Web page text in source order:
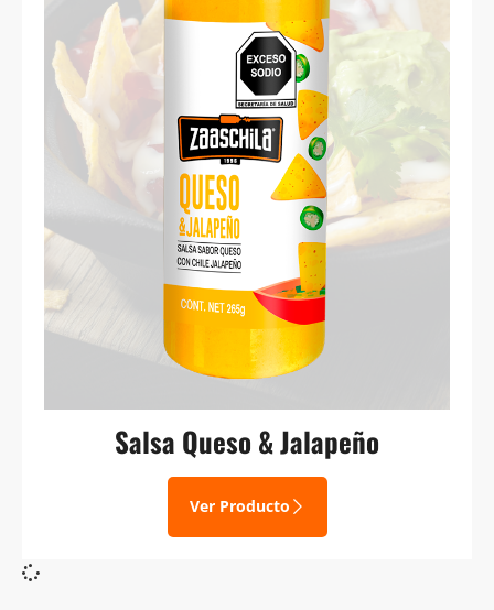
Salsa Queso & Jalapeño
Ver Producto